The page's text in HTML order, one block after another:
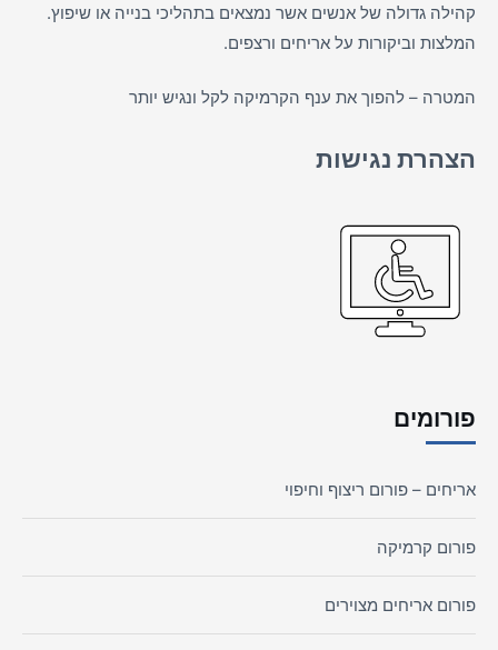
קהילה גדולה של אנשים אשר נמצאים בתהליכי בנייה או שיפוץ.
המלצות וביקורות על אריחים ורצפים.
המטרה – להפוך את ענף הקרמיקה לקל ונגיש יותר
הצהרת נגישות
פורומים
אריחים – פורום ריצוף וחיפוי
פורום קרמיקה
פורום אריחים מצוירים